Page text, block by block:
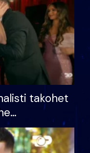
takohet
ndonjë letër